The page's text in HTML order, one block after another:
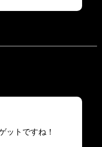
ットですね！